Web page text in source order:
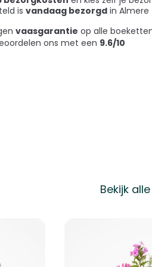
isvandaag bezorgd in
vaasgarantie op alle
ons met een 9.6/10
Bekijk